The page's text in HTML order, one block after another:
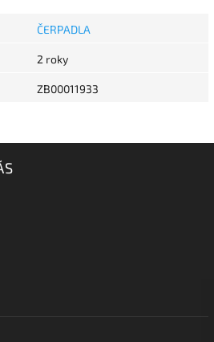
ČERPADLA
2 roky
ZB00011933